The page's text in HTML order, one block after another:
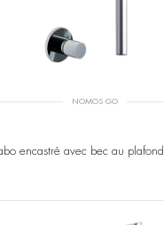
NOMOS GO
encastré avec bec au plafond